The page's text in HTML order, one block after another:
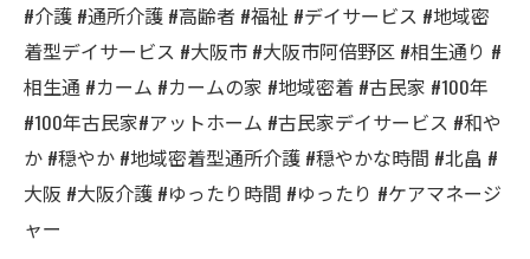
#介護 #通所介護 #高齢者 #福祉 #デイサービス #地域密
着型デイサービス #大阪市 #大阪市阿倍野区 #相生通り #
相生通 #カーム #カームの家 #地域密着 #古民家 #100年
#100年古民家#アットホーム #古民家デイサービス #和や
か #穏やか #地域密着型通所介護 #穏やかな時間 #北畠 #
大阪 #大阪介護 #ゆったり時間 #ゆったり #ケアマネージ
ャー